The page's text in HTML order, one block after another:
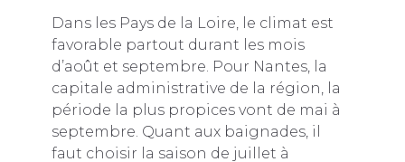
Dans les Pays de la Loire, le climat est
favorable partout durant les mois
d’août et septembre. Pour Nantes, la
capitale administrative de la région, la
période la plus propices vont de mai à
septembre. Quant aux baignades, il
faut choisir la saison de juillet à